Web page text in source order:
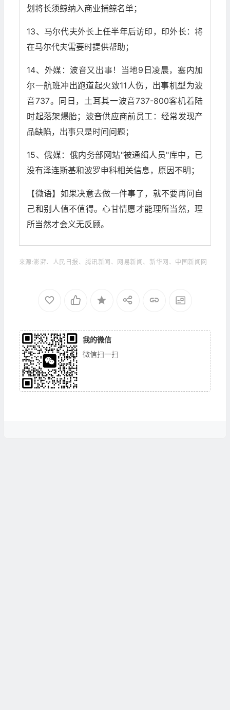
划将长须鲸纳入商业捕鲸名单；
13、马尔代夫外长上任半年后访印，印外长：将
在马尔代夫需要时提供帮助；
14、外媒：波音又出事！当地9日凌晨，塞内加
尔一航班冲出跑道起火致11人伤，出事机型为波
音737。同日，土耳其一波音737-800客机着陆
时起落架爆胎；波音供应商前员工：经常发现产
品缺陷，出事只是时间问题；
15、俄媒：俄内务部网站"被通缉人员"库中，已
没有泽连斯基和波罗申科相关信息，原因不明；
【微语】如果决意去做一件事了，就不要再问自
己和别人值不值得。心甘情愿才能理所当然，理
所当然才会义无反顾。
来源:澎湃、人民日报、腾讯新闻、网易新闻、新华网、中国新闻网
我的微信
微信扫一扫